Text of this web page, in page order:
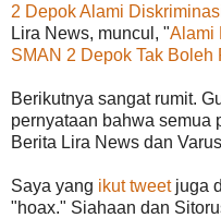
2 Depok Alami
Lira News, muncul, "Alami
SMAN 2 Depok Tak
Berikutnya sangat rumit.
pernyataan bahwa semua
Berita Lira News dan
Saya yang ikut tweet juga
"hoax." Siahaan dan